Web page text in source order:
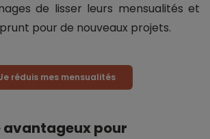
de lisser leurs mensualités et
pour de nouveaux projets.
réduis mes mensualités
avantageux pour